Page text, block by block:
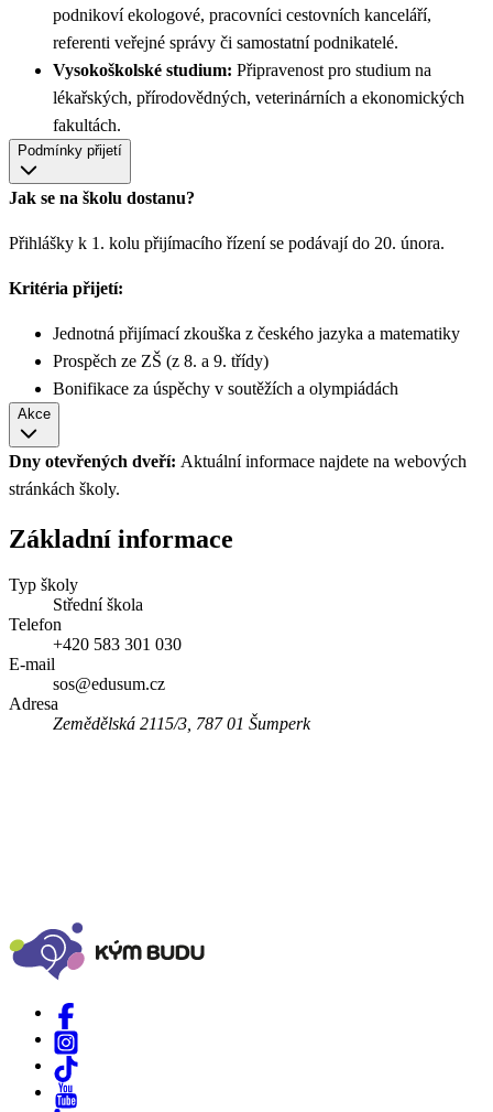
podnikoví ekologové, pracovníci cestovních kanceláří,
referenti veřejné správy či samostatní podnikatelé.
Vysokoškolské studium: Připravenost pro studium na
lékařských, přírodovědných, veterinárních a ekonomických
fakultách.
Podmínky přijetí
Jak se na školu dostanu?
Přihlášky k 1. kolu přijímacího řízení se podávají do 20. února.
Kritéria přijetí:
Jednotná přijímací zkouška z českého jazyka a matematiky
Prospěch ze ZŠ (z 8. a 9. třídy)
Bonifikace za úspěchy v soutěžích a olympiádách
Akce
Dny otevřených dveří: Aktuální informace najdete na webových
stránkách školy.
Základní informace
Typ školy
Střední škola
Telefon
+420 583 301 030
E-mail
sos@edusum.cz
Adresa
Zemědělská 2115/3, 787 01 Šumperk